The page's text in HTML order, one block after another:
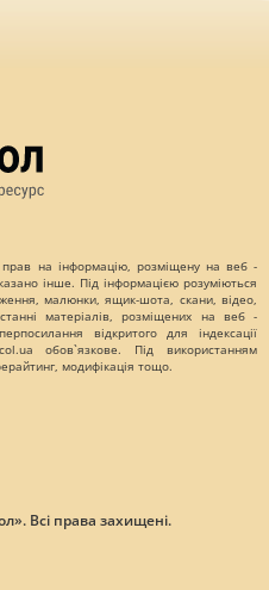
на інформацію, розміщену на веб -
інше. Під інформацією розуміються
малюнки, ящик-шота, скани, відео,
матеріалів, розміщених на веб -
відкритого для індексації
обов`язкове. Під використанням
модифікація тощо.
Всі права захищені.